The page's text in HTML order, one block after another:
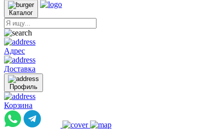
Каталог
Адрес
Доставка
Профиль
Корзина